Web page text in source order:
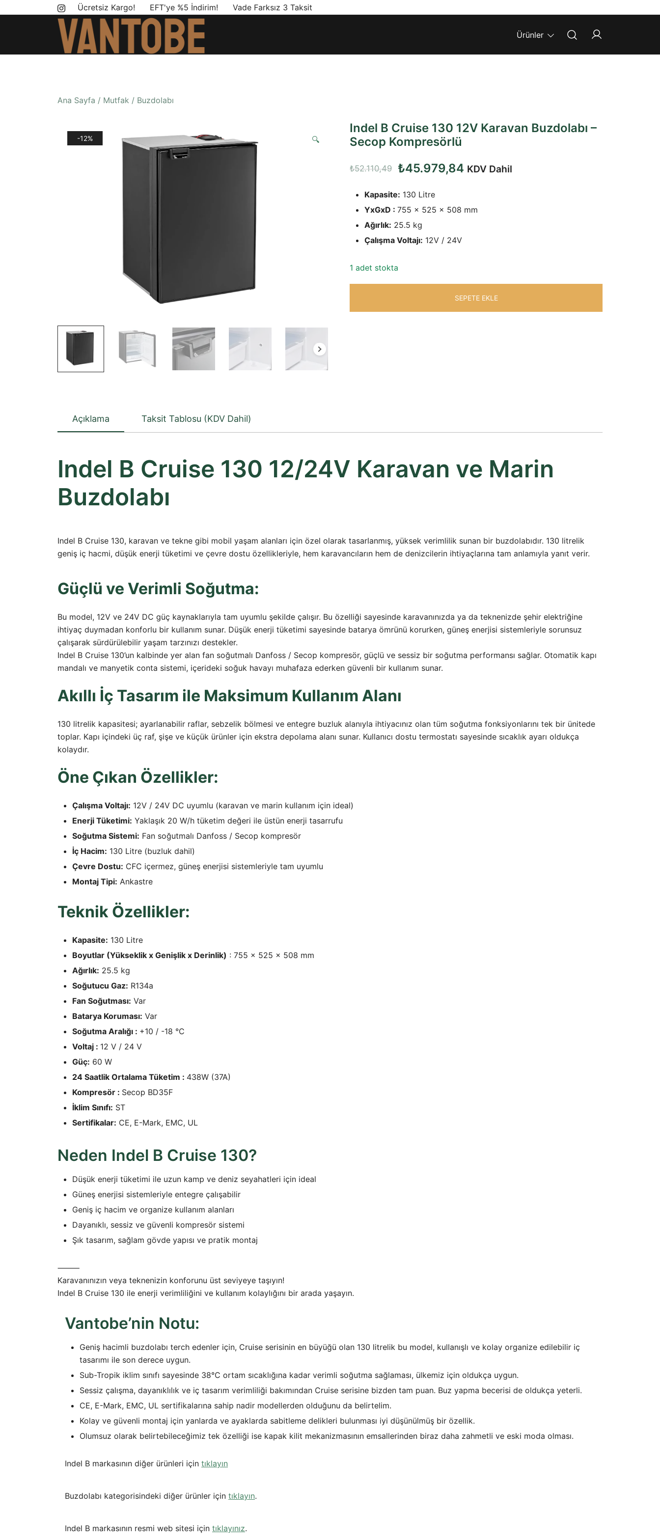
Ücretsiz Kargo! EFT'ye %5 İndirim! Vade Farksız 3 Taksit
Ürünler
Ana Sayfa / Mutfak / Buzdolabı
-12% 🔍
Indel B Cruise 130 12V Karavan Buzdolabı –
Secop Kompresörlü
₺52.110,49
Orijinal
₺52.110,49.
₺45.979,84 Şu
fiyat:
KDV Dahil
Kapasite: 130 Litre
YxGxD : 755 x 525 x 508 mm
Ağırlık: 25.5 kg
Çalışma Voltajı: 12V / 24V
1 adet stokta
SEPETE EKLE
Açıklama Taksit Tablosu (KDV Dahil)
Indel B Cruise 130 12/24V Karavan ve Marin
Buzdolabı
Indel B Cruise 130, karavan ve tekne gibi mobil yaşam alanları için özel olarak tasarlanmış, yüksek verimlilik sunan bir buzdolabıdır. 130 litrelik
geniş iç hacmi, düşük enerji tüketimi ve çevre dostu özellikleriyle, hem karavancıların hem de denizcilerin ihtiyaçlarına tam anlamıyla yanıt verir.
Güçlü ve Verimli Soğutma:
Bu model, 12V ve 24V DC güç kaynaklarıyla tam uyumlu şekilde çalışır. Bu özelliği sayesinde karavanınızda ya da teknenizde şehir elektriğine
ihtiyaç duymadan konforlu bir kullanım sunar. Düşük enerji tüketimi sayesinde batarya ömrünü korurken, güneş enerjisi sistemleriyle sorunsuz
çalışarak sürdürülebilir yaşam tarzınızı destekler.
Indel B Cruise 130’un kalbinde yer alan fan soğutmalı Danfoss / Secop kompresör, güçlü ve sessiz bir soğutma performansı sağlar. Otomatik kapı
mandalı ve manyetik conta sistemi, içerideki soğuk havayı muhafaza ederken güvenli bir kullanım sunar.
Akıllı İç Tasarım ile Maksimum Kullanım Alanı
130 litrelik kapasitesi; ayarlanabilir raflar, sebzelik bölmesi ve entegre buzluk alanıyla ihtiyacınız olan tüm soğutma fonksiyonlarını tek bir ünitede
toplar. Kapı içindeki üç raf, şişe ve küçük ürünler için ekstra depolama alanı sunar. Kullanıcı dostu termostatı sayesinde sıcaklık ayarı oldukça
kolaydır.
Öne Çıkan Özellikler:
Çalışma Voltajı: 12V / 24V DC uyumlu (karavan ve marin kullanım için ideal)
Enerji Tüketimi: Yaklaşık 20 W/h tüketim değeri ile üstün enerji tasarrufu
Soğutma Sistemi: Fan soğutmalı Danfoss / Secop kompresör
İç Hacim: 130 Litre (buzluk dahil)
Çevre Dostu: CFC içermez, güneş enerjisi sistemleriyle tam uyumlu
Montaj Tipi: Ankastre
Teknik Özellikler:
Kapasite: 130 Litre
Boyutlar (Yükseklik x Genişlik x Derinlik) : 755 x 525 x 508 mm
Ağırlık: 25.5 kg
Soğutucu Gaz: R134a
Fan Soğutması: Var
Batarya Koruması: Var
Soğutma Aralığı : +10 / -18 °C
Voltaj : 12 V / 24 V
Güç: 60 W
24 Saatlik Ortalama Tüketim : 438W (37A)
Kompresör : Secop BD35F
İklim Sınıfı: ST
Sertifikalar: CE, E-Mark, EMC, UL
Neden Indel B Cruise 130?
Düşük enerji tüketimi ile uzun kamp ve deniz seyahatleri için ideal
Güneş enerjisi sistemleriyle entegre çalışabilir
Geniş iç hacim ve organize kullanım alanları
Dayanıklı, sessiz ve güvenli kompresör sistemi
Şık tasarım, sağlam gövde yapısı ve pratik montaj
⸻
Karavanınızın veya teknenizin konforunu üst seviyeye taşıyın!
Indel B Cruise 130 ile enerji verimliliğini ve kullanım kolaylığını bir arada yaşayın.
Vantobe’nin Notu:
Geniş hacimli buzdolabı terch edenler için, Cruise serisinin en büyüğü olan 130 litrelik bu model, kullanışlı ve kolay organize edilebilir iç
tasarımı ile son derece uygun.
Sub-Tropik iklim sınıfı sayesinde 38°C ortam sıcaklığına kadar verimli soğutma sağlaması, ülkemiz için oldukça uygun.
Sessiz çalışma, dayanıklılık ve iç tasarım verimliliği bakımından Cruise serisine bizden tam puan. Buz yapma becerisi de oldukça yeterli.
CE, E-Mark, EMC, UL sertifikalarına sahip nadir modellerden olduğunu da belirtelim.
Kolay ve güvenli montaj için yanlarda ve ayaklarda sabitleme delikleri bulunması iyi düşünülmüş bir özellik.
Olumsuz olarak belirtebileceğimiz tek özelliği ise kapak kilit mekanizmasının emsallerinden biraz daha zahmetli ve eski moda olması.
Indel B markasının diğer ürünleri için tıklayın
Buzdolabı kategorisindeki diğer ürünler için tıklayın.
Indel B markasının resmi web sitesi için tıklayınız.